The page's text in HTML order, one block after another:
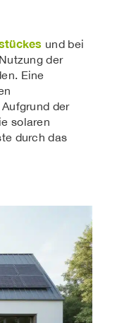
und bei
der
Eine
der
solaren
durch das